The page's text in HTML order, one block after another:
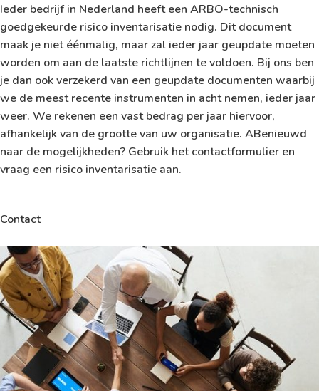
Ieder bedrijf in Nederland heeft een ARBO-technisch
goedgekeurde risico inventarisatie nodig. Dit document
maak je niet éénmalig, maar zal ieder jaar geupdate moeten
worden om aan de laatste richtlijnen te voldoen. Bij ons ben
je dan ook verzekerd van een geupdate documenten waarbij
we de meest recente instrumenten in acht nemen, ieder jaar
weer. We rekenen een vast bedrag per jaar hiervoor,
afhankelijk van de grootte van uw organisatie. ABenieuwd
naar de mogelijkheden? Gebruik het contactformulier en
vraag een risico inventarisatie aan.
Contact